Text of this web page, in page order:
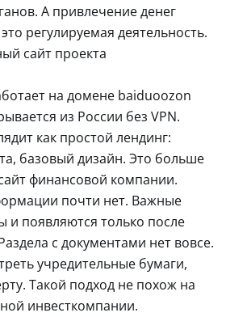
А привлечение денег
регулируемая деятельность.
сайт проекта
на домене baiduoozon
из России без VPN.
как простой лендинг:
базовый дизайн. Это больше
финансовой компании.
почти нет. Важные
и появляются только после
с документами нет вовсе.
учредительные бумаги,
Такой подход не похож на
инвесткомпании.